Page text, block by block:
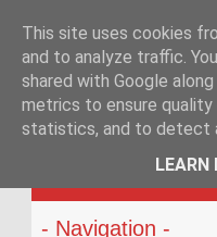
This site uses cookies
and to analyze traffic.
shared with Google
metrics to ensure
statistics, and to detect
LEARN